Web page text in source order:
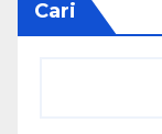
Cari